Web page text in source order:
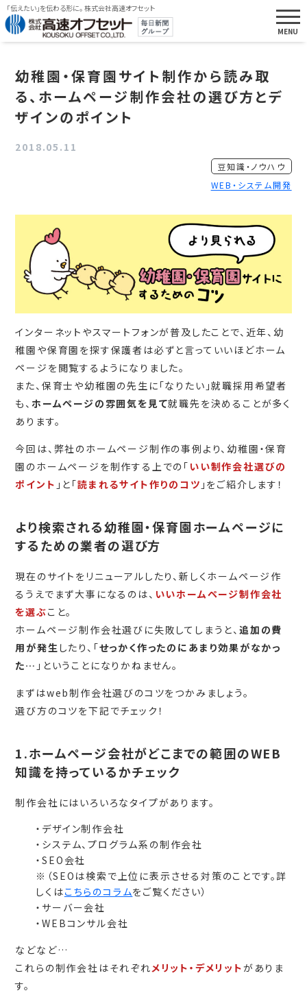
「伝えたい」を伝わる形に。 株式会社高速オフセット
幼稚園・保育園サイト制作から読み取
る、ホームページ制作会社の選び方とデ
ザインのポイント
2018.05.11
豆知識・ノウハウ
WEB・システム開発
インターネットやスマートフォンが普及したことで、近年、幼
稚園や保育園を探す保護者は必ずと言っていいほどホーム
ページを閲覧するようになりました。
また、保育士や幼稚園の先生に「なりたい」就職採用希望者
も、ホームページの雰囲気を見て就職先を決めることが多く
あります。
今回は、弊社のホームページ制作の事例より、幼稚園・保育
園のホームページを制作する上での「 いい制作会社選びの
ポイント 」と「読まれるサイト作りのコツ 」をご紹介します！
より検索される幼稚園・保育園ホームページに
するための業者の選び方
現在のサイトをリニューアルしたり、新しくホームページ作
るうえでまず大事になるのは、 いいホームページ制作会社
を選ぶこと。
ホームページ制作会社選びに失敗してしまうと、追加の費
用が発生 したり、「せっかく作ったのにあまり効果がなかっ
た… 」ということになりかねません。
まずはweb制作会社選びのコツをつかみましょう。
選び方のコツを下記でチェック！
1.ホームページ会社がどこまでの範囲のWEB
知識を持っているかチェック
制作会社にはいろいろなタイプがあります。
・デザイン制作会社
・システム、プログラム系の制作会社
・SEO会社
※（SEOは検索で上位に表示させる対策のことです。詳
しくはこちらのコラムをご覧ください）
・サーバー会社
・WEBコンサル会社
などなど…
これらの制作会社はそれぞれメリット・デメリットがありま
す。